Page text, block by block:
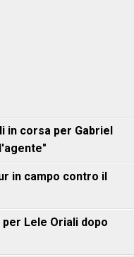
in corsa per Gabriel
in campo contro il
Lele Oriali dopo